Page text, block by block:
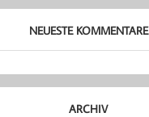
NEUESTE KOMMENTARE
ARCHIV